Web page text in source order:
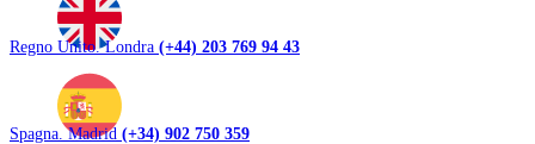
Regno Unito. Londra (+44) 203 769 94 43
Spagna. Madrid (+34) 902 750 359